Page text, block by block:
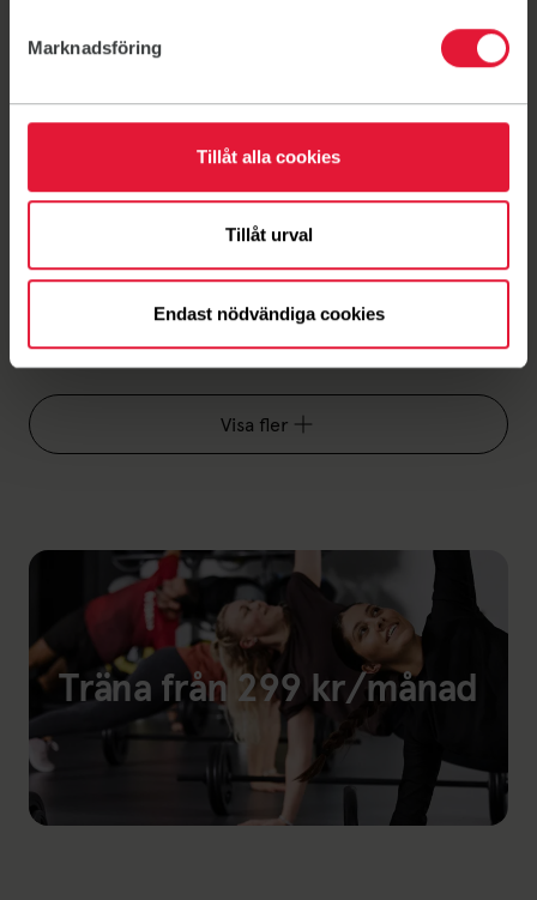
Marknadsföring
Tillåt alla cookies
Tillåt urval
Endast nödvändiga cookies
Nyheter
testa dina gränser på Power HIT. Högintensiv,
tidseffektiv träning med stor variation i övningarna
hämtade från funktionell träning och crossfit-
18.30Torsdagar kl 17.15
7 januari 2026
Visa fler
Träna från 299 kr/månad